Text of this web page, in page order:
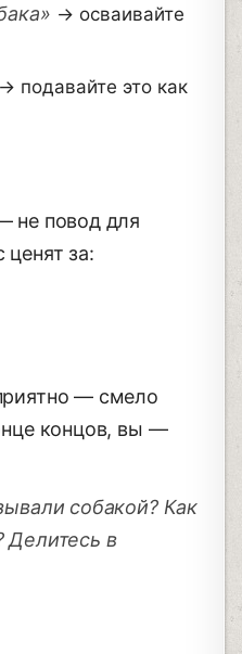
→ осваивайте
→ подавайте это как
не повод для
за:
— смело
концов, вы —
собакой? Как
Делитесь в